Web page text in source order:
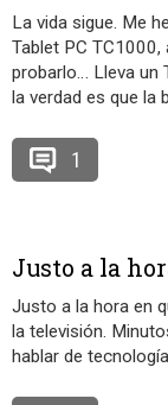
La vida sigue. Me
Tablet PC TC1000,
probarlo… Lleva un
la verdad es que la
1
Justo a la
Justo a la hora en
la televisión.
hablar de